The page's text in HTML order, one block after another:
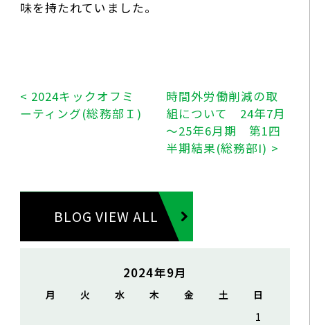
味を持たれていました。
< 2024キックオフミ
ーティング(総務部Ｉ)
時間外労働削減の取
組について 24年7月
～25年6月期 第1四
半期結果(総務部I) >
BLOG VIEW ALL
2024年9月
月 火 水 木 金 土
日
1